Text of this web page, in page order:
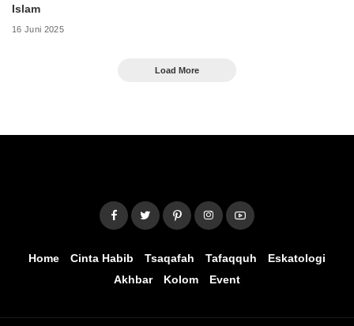
Islam
16 Juni 2025
Load More
Home Cinta Habib Tsaqafah Tafaqquh
Eskatologi
Akhbar
Kolom Event